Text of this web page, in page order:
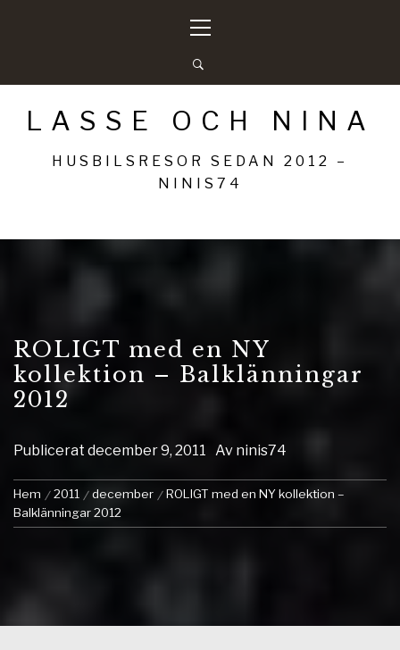
meny
LASSE OCH NINA
HUSBILSRESOR SEDAN 2012 –
NINIS74
ROLIGT med en NY
kollektion – Balklänningar
2012
Publicerat december 9, 2011 Av ninis74
Hem 2011 december
ROLIGT med en NY kollektion –
Balklänningar 2012